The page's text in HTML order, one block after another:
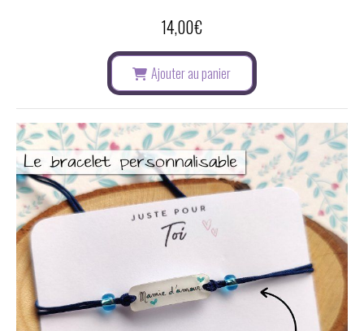
14,00€
Ajouter au panier